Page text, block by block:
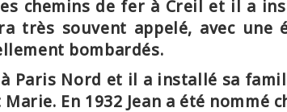
chemins de fer à Creil et il a
très souvent appelé, avec
bombardés.
Paris Nord et il a installé sa
En 1932 Jean a été